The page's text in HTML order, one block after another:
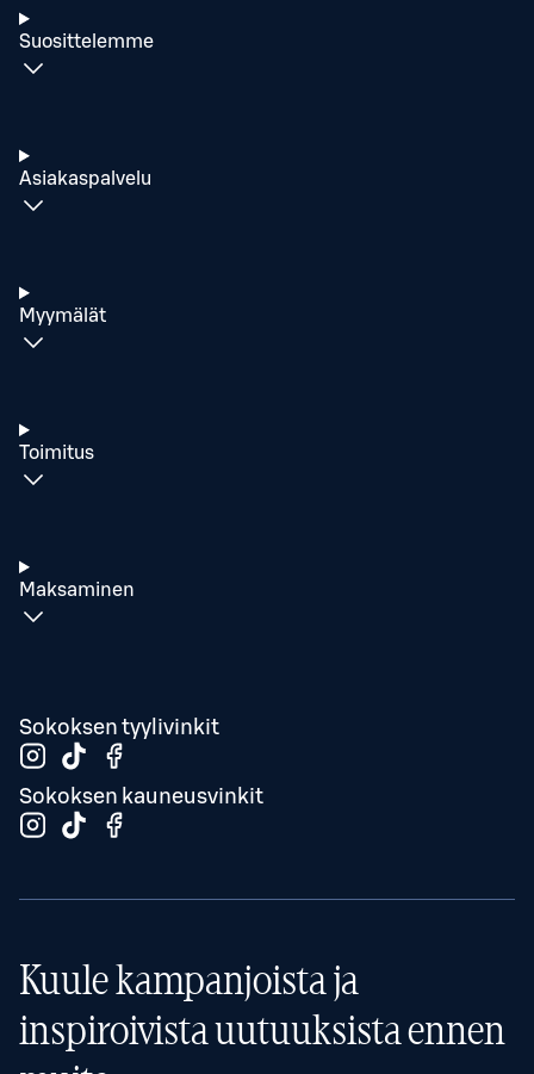
Suosittelemme
Asiakaspalvelu
Myymälät
Toimitus
Maksaminen
Sokoksen tyylivinkit
Sokoksen kauneusvinkit
Kuule kampanjoista ja
inspiroivista uutuuksista ennen